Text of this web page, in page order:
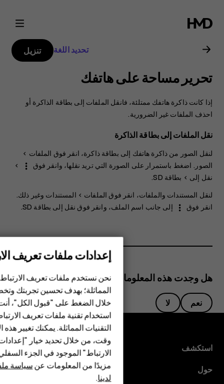
دليل
مستخدم
Nokia
C1
2nd
Edition
الهواتف الذكية
الهواتف المميزة
HMD DUB
HMD Watch
تحديد اللغة تنزيل
تحرير مساحة على هاتفك
إذا كانت ذاكرة هاتفك ممتلئة، فانقل الملفات إلى بطاقة الذاكرة أو
احذف الملفات غير الضرورية.
نقل الملفات إلى بطاقة الذاكرة
لنقل الصور من ذاكرة هاتفك إلى بطاقة ذاكرة، انقر فوق الملفات >
الصور . اضغط باستمرار على الصورة التي تريد نقلها، وانقر فوق more_vert
>
نقل إلى > بطاقة SD
.
لنقل المستندات والملفات، انقر فوق الملفات > المستندات وغير ذلك.
انقر فوق more_vert إلى جانب اسم الملف، وانقر فوق نقل إلى بطاقة SD .
هل وجدت هذه المعلومات مفيدة؟
نعم لا
استكشف
حول
إعدادات ملفات تعريف
نحن نستخدم ملفات تعريف
المماثلة؛ بهدف تحسين تجربتك
خلال الضغط على "قبول الكل"،
استخدام تقنية ملفات تعريف
التقنيات المماثلة. يمكنك تغيير
وقت، من خلال تحديد خيار
الارتباط" الموجود في الجزء
مزيدًا من المعلومات عنسياسة
لدينا.